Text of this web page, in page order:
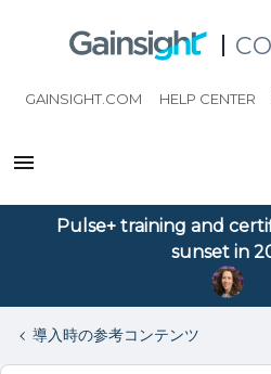
GAINSIGHT.COM HELP CENTER
Pulse+ training and
sunset in
導入時の参考コンテンツ